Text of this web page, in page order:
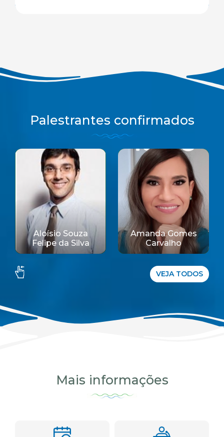
Palestrantes confirmados
Amanda Gomes
Carvalho
Abelardo
Rodriguez
VEJA TODOS
Mais informações